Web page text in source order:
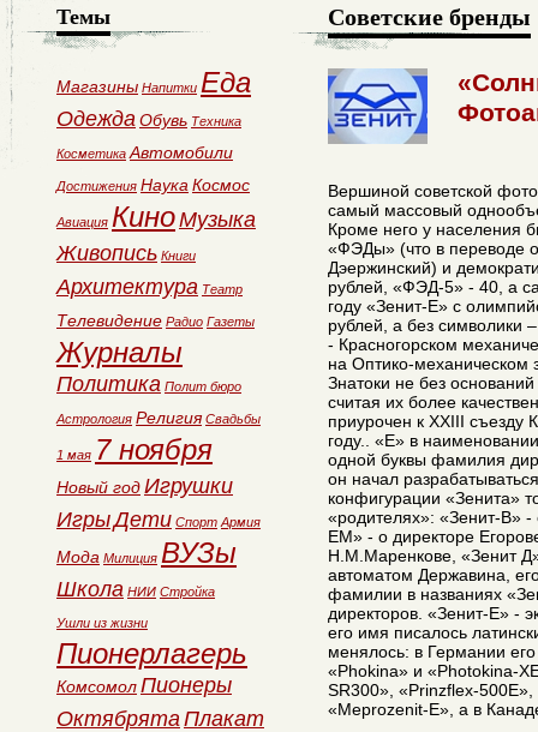
Советские бренды
Вершиной советской
самый массовый
Кроме него у населения
«ФЭДы» (что в переводе
Дэержинский) и
рублей, «ФЭД-5» - 40, а
году «Зенит-Е» с
рублей, а без символики
- Красногорском
на Оптико-механическом
Знатоки не без
считая их более
приурочен к XXIII съезду
году.. «Е» в
одной буквы фамилия
он начал
конфигурации «Зенита»
«родителях»: «Зенит-В»
ЕМ» - о директоре
Н.М.Маренкове, «Зенит
автоматом Державина,
фамилии в названиях
директоров. «Зенит-Е» -
его имя писалось
менялось: в Германии
«Phokina» и «Photokina-
SR300», «Prinzflex-
«Meprozenit-E», а в
Темы
Магазины Напитки Еда
ОдеждаОбувь Техника
Косметика Автомобили
Достижения Наука Космос
Авиация КиноМузыка
Живопись Книги
Архитектура Театр
Телевидение Радио Газеты
Журналы
Политика Полит бюро
Астрология Религия Свадьбы
1 мая 7 ноября
Новый годИгрушки
ИгрыДети Спорт Армия
Мода Милиция ВУЗы
Школа НИИ Стройка
Ушли из жизни
Пионерлагерь
КомсомолПионеры
ОктябрятаПлакат